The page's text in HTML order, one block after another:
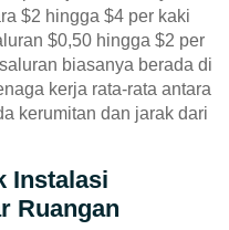
$2 hingga $4 per kaki
$0,50 hingga $2 per
biasanya berada di
kerja rata-rata antara
kerumitan dan jarak dari
Instalasi
Ruangan